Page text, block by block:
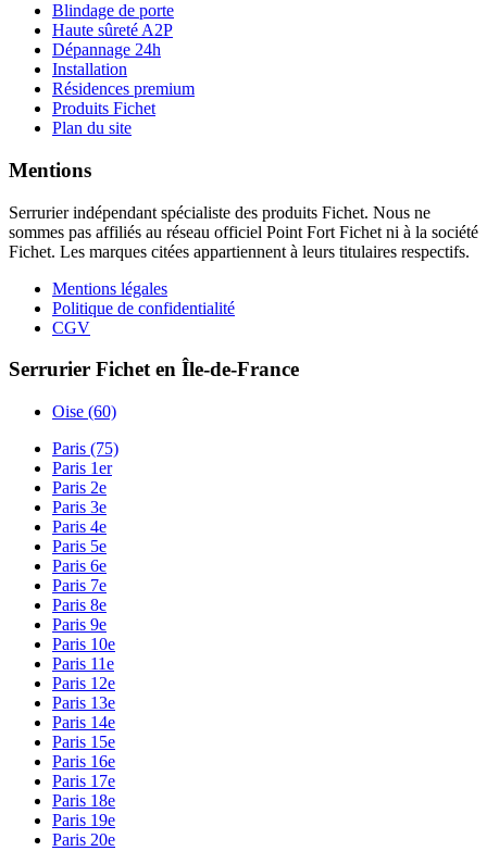
Blindage de porte
Haute sûreté A2P
Dépannage 24h
Installation
Résidences premium
Produits Fichet
Plan du site
Mentions
Serrurier indépendant spécialiste des produits Fichet. Nous ne
sommes pas affiliés au réseau officiel Point Fort Fichet ni à la société
Fichet. Les marques citées appartiennent à leurs titulaires respectifs.
Mentions légales
Politique de confidentialité
CGV
Serrurier Fichet en Île-de-France
Oise (60)
Paris (75)
Paris 1er
Paris 2e
Paris 3e
Paris 4e
Paris 5e
Paris 6e
Paris 7e
Paris 8e
Paris 9e
Paris 10e
Paris 11e
Paris 12e
Paris 13e
Paris 14e
Paris 15e
Paris 16e
Paris 17e
Paris 18e
Paris 19e
Paris 20e